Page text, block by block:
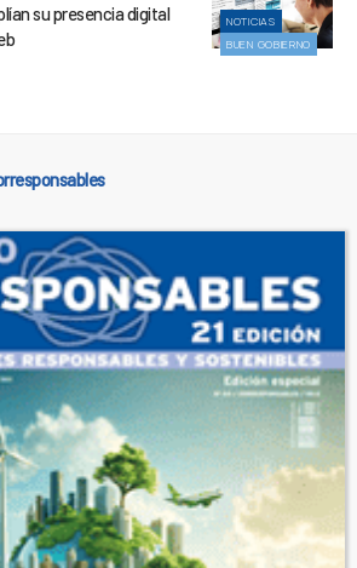
NOTICIAS
BUEN GOBIERNO
su presencia digital